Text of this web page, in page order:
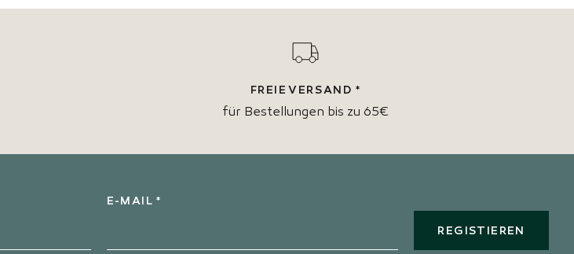
FREIE VERSAND *
für Bestellungen bis zu 65€
E-MAIL *
REGISTIEREN